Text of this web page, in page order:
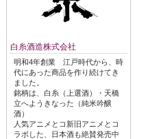
白糸酒造株式会社
明和4年創業 江戸時代から、時
代にあった商品を作り続けてき
ました。
銘柄は、白糸（上選酒）・天橋
立へようきなった（純米吟醸
酒）
人気アニメとコ新旧アニメとコ
ラボした、日本酒も絶賛発売中